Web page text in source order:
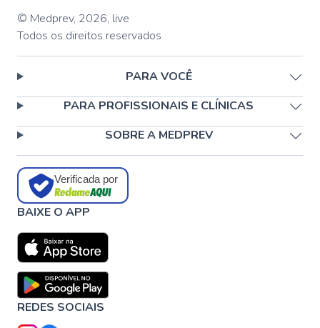
© Medprev, 2026, live
Todos os direitos reservados
PARA VOCÊ
PARA PROFISSIONAIS E CLÍNICAS
SOBRE A MEDPREV
Verificada por
BAIXE O APP
REDES SOCIAIS